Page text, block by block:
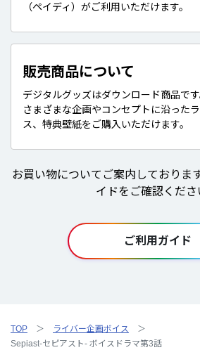
（ペイディ）がご利用いただけます。
販売商品について
デジタルグッズはダウンロード商品です
さまざまな企画やコンセプトに沿った
ス、特典壁紙をご購入いただけます。
お買い物についてご案内しておりま
イドをご確認くださ
ご利用ガイド
TOP
ライバー企画ボイス
Sepiast-セピアスト- ボイスドラマ第3話